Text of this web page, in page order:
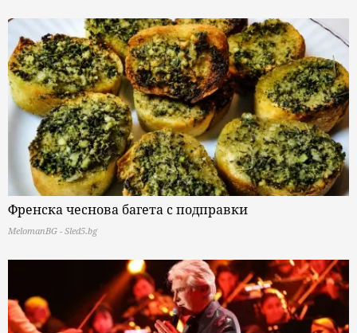
Френска чеснова багета с подправки
MelomanBG - Sled5.bg